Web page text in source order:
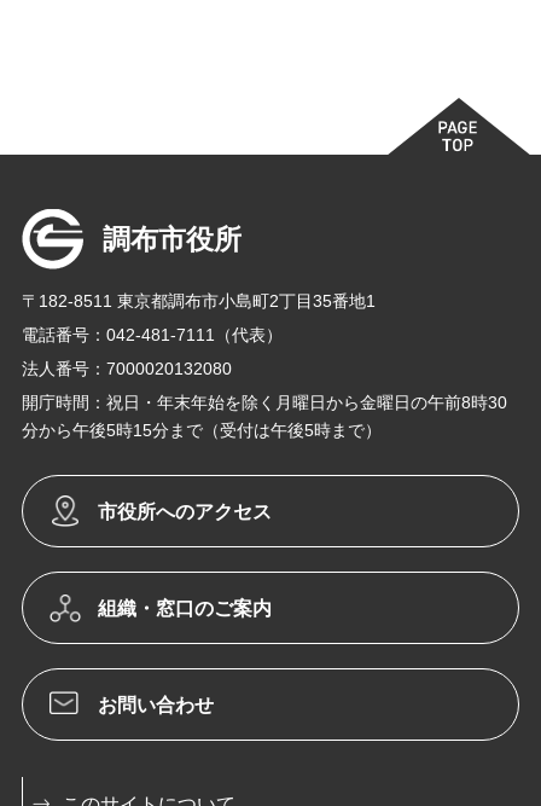
調布市役所
〒182-8511 東京都調布市小島町2丁目35番地1
電話番号：042-481-7111（代表）
法人番号：7000020132080
開庁時間：祝日・年末年始を除く月曜日から金曜日の午前8時30
分から午後5時15分まで（受付は午後5時まで）
市役所へのアクセス
組織・窓口のご案内
お問い合わせ